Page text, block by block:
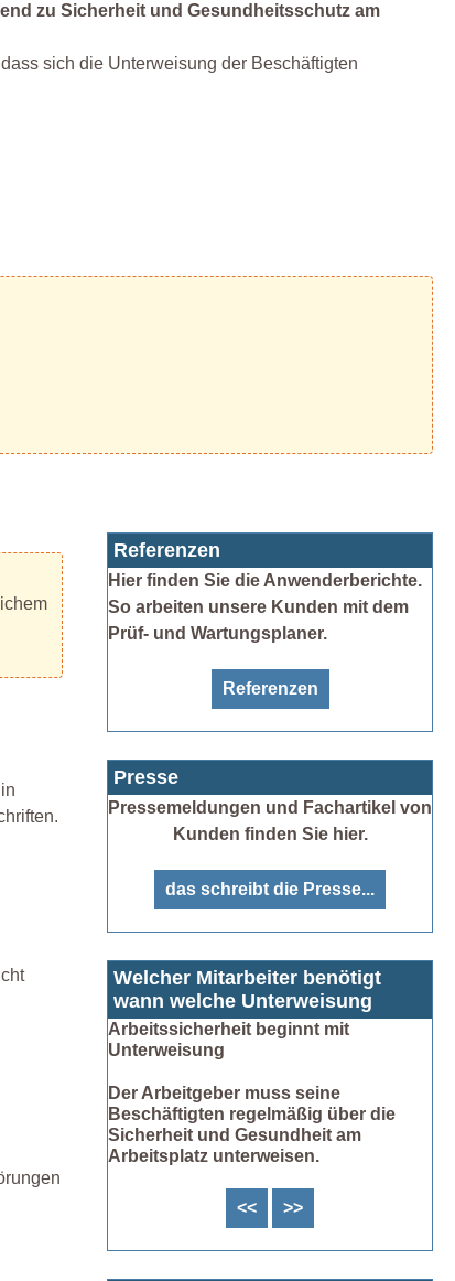
zu Sicherheit und Gesundheitsschutz am
sich die Unterweisung der Beschäftigten
Referenzen
Hier finden Sie die Anwenderberichte.
So arbeiten unsere Kunden mit dem
Prüf- und Wartungsplaner.
Referenzen
Presse
Pressemeldungen und Fachartikel von
Kunden finden Sie hier.
das schreibt die Presse...
Welcher Mitarbeiter benötigt
wann welche Unterweisung
Arbeitssicherheit beginnt mit
Unterweisung
Der Arbeitgeber muss seine
Beschäftigten regelmäßig über die
Sicherheit und Gesundheit am
Arbeitsplatz unterweisen.
<< >>